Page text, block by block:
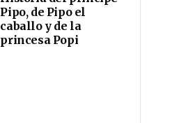
Pipo, de Pipo el
caballo y de la
princesa Popi